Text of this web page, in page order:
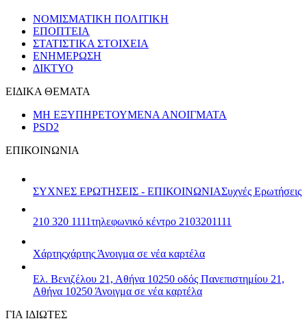
ΝΟΜΙΣΜΑΤΙΚΗ ΠΟΛΙΤΙΚΗ
ΕΠΟΠΤΕΙΑ
ΣΤΑΤΙΣΤΙΚΑ ΣΤΟΙΧΕΙΑ
ΕΝΗΜΕΡΩΣΗ
ΔΙΚΤΥΟ
ΕΙΔΙΚΑ ΘΕΜΑΤΑ
ΜΗ ΕΞΥΠΗΡΕΤΟΥΜΕΝΑ ΑΝΟΙΓΜΑΤΑ
PSD2
ΕΠΙΚΟΙΝΩΝΙΑ
ΣΥΧΝΕΣ ΕΡΩΤΗΣΕΙΣ - ΕΠΙΚΟΙΝΩΝΙΑΣυχνές Ερωτήσεις
210 320 1111τηλεφωνικό κέντρο 2103201111
Χάρτηςχάρτης Άνοιγμα σε νέα καρτέλα
Ελ. Βενιζέλου 21, Αθήνα 10250 οδός Πανεπιστημίου 21,
Αθήνα 10250 Άνοιγμα σε νέα καρτέλα
ΓΙΑ ΙΔΙΩΤΕΣ